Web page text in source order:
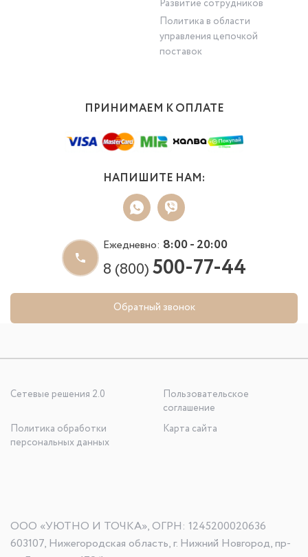
Развитие сотрудников
Политика в области
управления цепочкой
поставок
ПРИНИМАЕМ К ОПЛАТЕ
НАПИШИТЕ НАМ:
Ежедневно: 8:00 - 20:00
8 (800)500-77-44
Обратный звонок
Сетевые решения 2.0
Пользовательское
соглашение
Политика обработки
персональных данных
Карта сайта
ООО «УЮТНО И ТОЧКА», ОГРН: 1245200020636
603107, Нижегородская область, г. Нижний Новгород, пр-